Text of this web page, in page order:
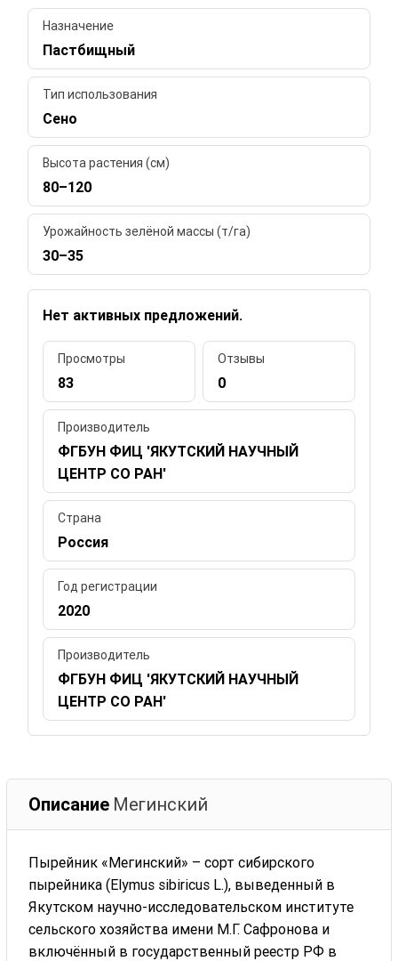
Назначение
Пастбищный
Тип использования
Сено
Высота растения (см)
80–120
Урожайность зелёной массы (т/га)
30–35
Нет активных предложений.
Просмотры
83
Отзывы
0
Производитель
ФГБУН ФИЦ 'ЯКУТСКИЙ НАУЧНЫЙ
ЦЕНТР СО РАН'
Страна
Россия
Год регистрации
2020
Производитель
ФГБУН ФИЦ 'ЯКУТСКИЙ НАУЧНЫЙ
ЦЕНТР СО РАН'
Описание Мегинский
Пырейник «Мегинский» – сорт сибирского
пырейника (Elymus sibiricus L.), выведенный в
Якутском научно-исследовательском институте
сельского хозяйства имени М.Г. Сафронова и
включённый в государственный реестр РФ в